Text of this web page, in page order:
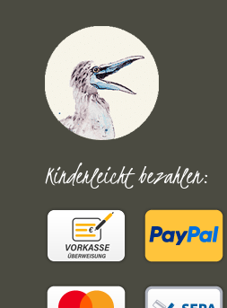
Kinderleicht bezahlen: